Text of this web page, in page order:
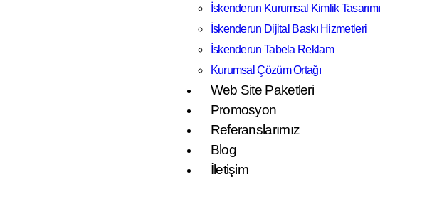
İskenderun Kurumsal Kimlik Tasarımı
İskenderun Dijital Baskı Hizmetleri
İskenderun Tabela Reklam
Kurumsal Çözüm Ortağı
Web Site Paketleri
Promosyon
Referanslarımız
Blog
İletişim